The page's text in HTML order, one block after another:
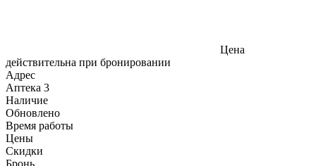
Цена
действительна при бронировании
Адрес
Аптека 3
Наличие
Обновлено
Время работы
Цены
Скидки
Бронь